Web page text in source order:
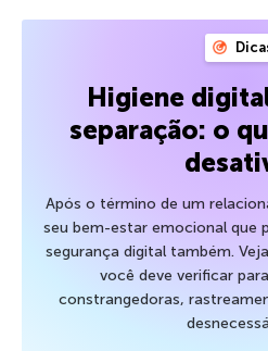
Higiene
separação: o
Após o término de um
seu bem-estar emocional que
segurança digital também.
você deve verificar
constrangedoras,